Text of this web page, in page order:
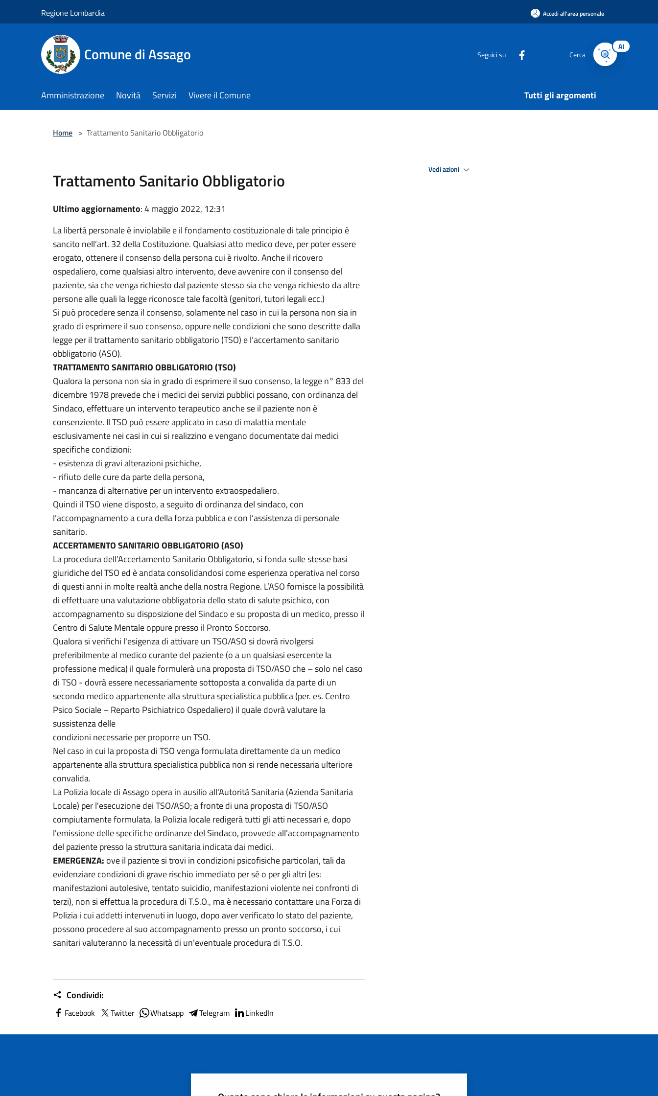
Regione Lombardia Accedi all'area personale
Comune di Assago Seguici su Cerca
AI
Amministrazione Novità Servizi Vivere il Comune Tutti gli argomenti
Home > Trattamento Sanitario Obbligatorio
Trattamento Sanitario Obbligatorio
Ultimo aggiornamento: 4 maggio 2022, 12:31
La libertà personale è inviolabile e il fondamento costituzionale di tale principio è
sancito nell’art. 32 della Costituzione. Qualsiasi atto medico deve, per poter essere
erogato, ottenere il consenso della persona cui è rivolto. Anche il ricovero
ospedaliero, come qualsiasi altro intervento, deve avvenire con il consenso del
paziente, sia che venga richiesto dal paziente stesso sia che venga richiesto da altre
persone alle quali la legge riconosce tale facoltà (genitori, tutori legali ecc.)
Si può procedere senza il consenso, solamente nel caso in cui la persona non sia in
grado di esprimere il suo consenso, oppure nelle condizioni che sono descritte dalla
legge per il trattamento sanitario obbligatorio (TSO) e l’accertamento sanitario
obbligatorio (ASO).
TRATTAMENTO SANITARIO OBBLIGATORIO (TSO)
Qualora la persona non sia in grado di esprimere il suo consenso, la legge n° 833 del
dicembre 1978 prevede che i medici dei servizi pubblici possano, con ordinanza del
Sindaco, effettuare un intervento terapeutico anche se il paziente non è
consenziente. Il TSO può essere applicato in caso di malattia mentale
esclusivamente nei casi in cui si realizzino e vengano documentate dai medici
specifiche condizioni:
- esistenza di gravi alterazioni psichiche,
- rifiuto delle cure da parte della persona,
- mancanza di alternative per un intervento extraospedaliero.
Quindi il TSO viene disposto, a seguito di ordinanza del sindaco, con
l’accompagnamento a cura della forza pubblica e con l’assistenza di personale
sanitario.
ACCERTAMENTO SANITARIO OBBLIGATORIO (ASO)
La procedura dell’Accertamento Sanitario Obbligatorio, si fonda sulle stesse basi
giuridiche del TSO ed è andata consolidandosi come esperienza operativa nel corso
di questi anni in molte realtà anche della nostra Regione. L’ASO fornisce la possibilità
di effettuare una valutazione obbligatoria dello stato di salute psichico, con
accompagnamento su disposizione del Sindaco e su proposta di un medico, presso il
Centro di Salute Mentale oppure presso il Pronto Soccorso.
Qualora si verifichi l'esigenza di attivare un TSO/ASO si dovrà rivolgersi
preferibilmente al medico curante del paziente (o a un qualsiasi esercente la
professione medica) il quale formulerà una proposta di TSO/ASO che – solo nel caso
di TSO - dovrà essere necessariamente sottoposta a convalida da parte di un
secondo medico appartenente alla struttura specialistica pubblica (per. es. Centro
Psico Sociale – Reparto Psichiatrico Ospedaliero) il quale dovrà valutare la
sussistenza delle
condizioni necessarie per proporre un TSO.
Nel caso in cui la proposta di TSO venga formulata direttamente da un medico
appartenente alla struttura specialistica pubblica non si rende necessaria ulteriore
convalida.
La Polizia locale di Assago opera in ausilio all'Autorità Sanitaria (Azienda Sanitaria
Locale) per l'esecuzione dei TSO/ASO; a fronte di una proposta di TSO/ASO
compiutamente formulata, la Polizia locale redigerà tutti gli atti necessari e, dopo
l'emissione delle specifiche ordinanze del Sindaco, provvede all'accompagnamento
del paziente presso la struttura sanitaria indicata dai medici.
EMERGENZA: ove il paziente si trovi in condizioni psicofisiche particolari, tali da
evidenziare condizioni di grave rischio immediato per sé o per gli altri (es:
manifestazioni autolesive, tentato suicidio, manifestazioni violente nei confronti di
terzi), non si effettua la procedura di T.S.O., ma è necessario contattare una Forza di
Polizia i cui addetti intervenuti in luogo, dopo aver verificato lo stato del paziente,
possono procedere al suo accompagnamento presso un pronto soccorso, i cui
sanitari valuteranno la necessità di un'eventuale procedura di T.S.O.
Condividi:
Facebook Twitter Whatsapp Telegram LinkedIn
Vedi azioni